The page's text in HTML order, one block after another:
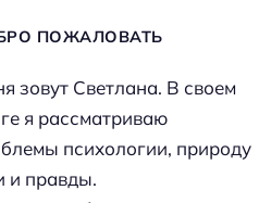
ПОЖАЛОВАТЬ
зовут Светлана. В своем
я рассматриваю
психологии, природу
и правды.